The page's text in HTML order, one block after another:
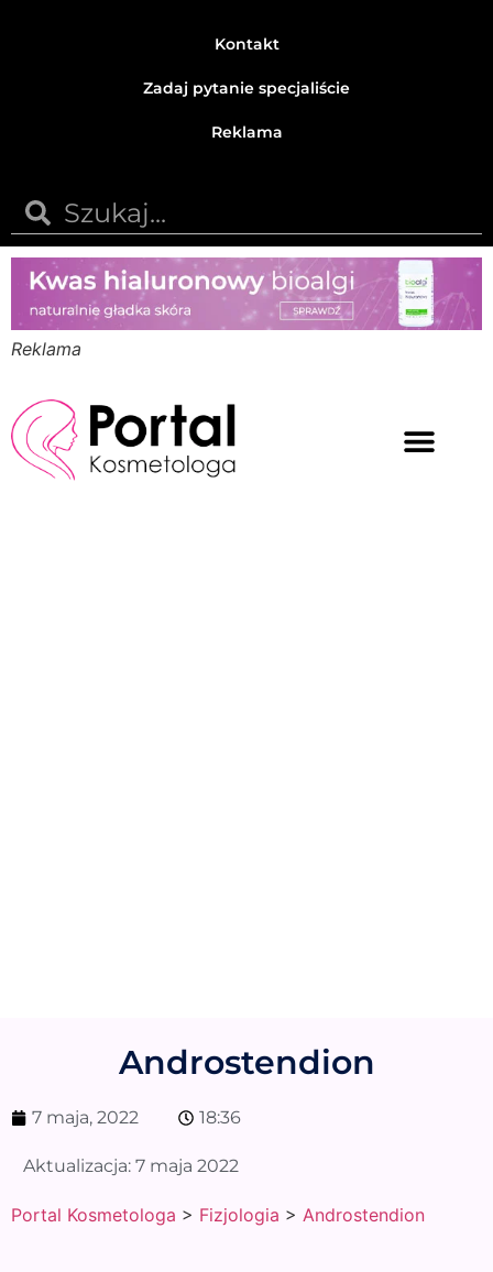
Kontakt
Zadaj pytanie specjaliście
Reklama
Reklama
Androstendion
7 maja, 2022 18:36
Aktualizacja: 7 maja 2022
Portal Kosmetologa > Fizjologia > Androstendion